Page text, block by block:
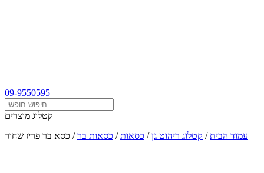
09-9550595
קטלוג מוצרים
עמוד הבית/ קטלוג ריהוט גן/ כסאות/ כסאות בר/ כסא בר פריז שחור